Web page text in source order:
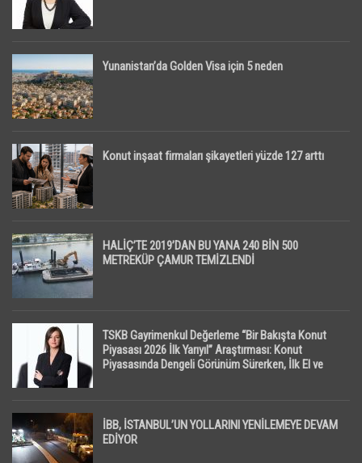
Yunanistan’da Golden Visa için 5 neden
Konut inşaat firmaları şikayetleri yüzde 127 arttı
HALİÇ’TE 2019’DAN BU YANA 240 BİN 500
METREKÜP ÇAMUR TEMİZLENDİ
TSKB Gayrimenkul Değerleme “Bir Bakışta Konut
Piyasası 2026 İlk Yarıyıl” Araştırması: Konut
Piyasasında Dengeli Görünüm Sürerken, İlk El ve
İBB, İSTANBUL’UN YOLLARINI YENİLEMEYE DEVAM
EDİYOR